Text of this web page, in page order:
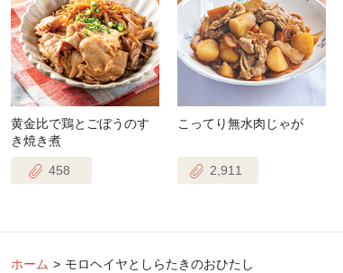
黄金比で鶏とごぼうのす
き焼き煮
458
こってり無水肉じゃが
2,911
ホーム モロヘイヤとしらたきのおひたし